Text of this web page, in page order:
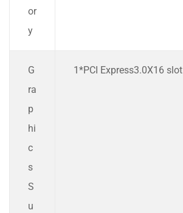
or
y
G
ra
p
hi
c
s
S
u
1*PCI Express3.0X16 slot